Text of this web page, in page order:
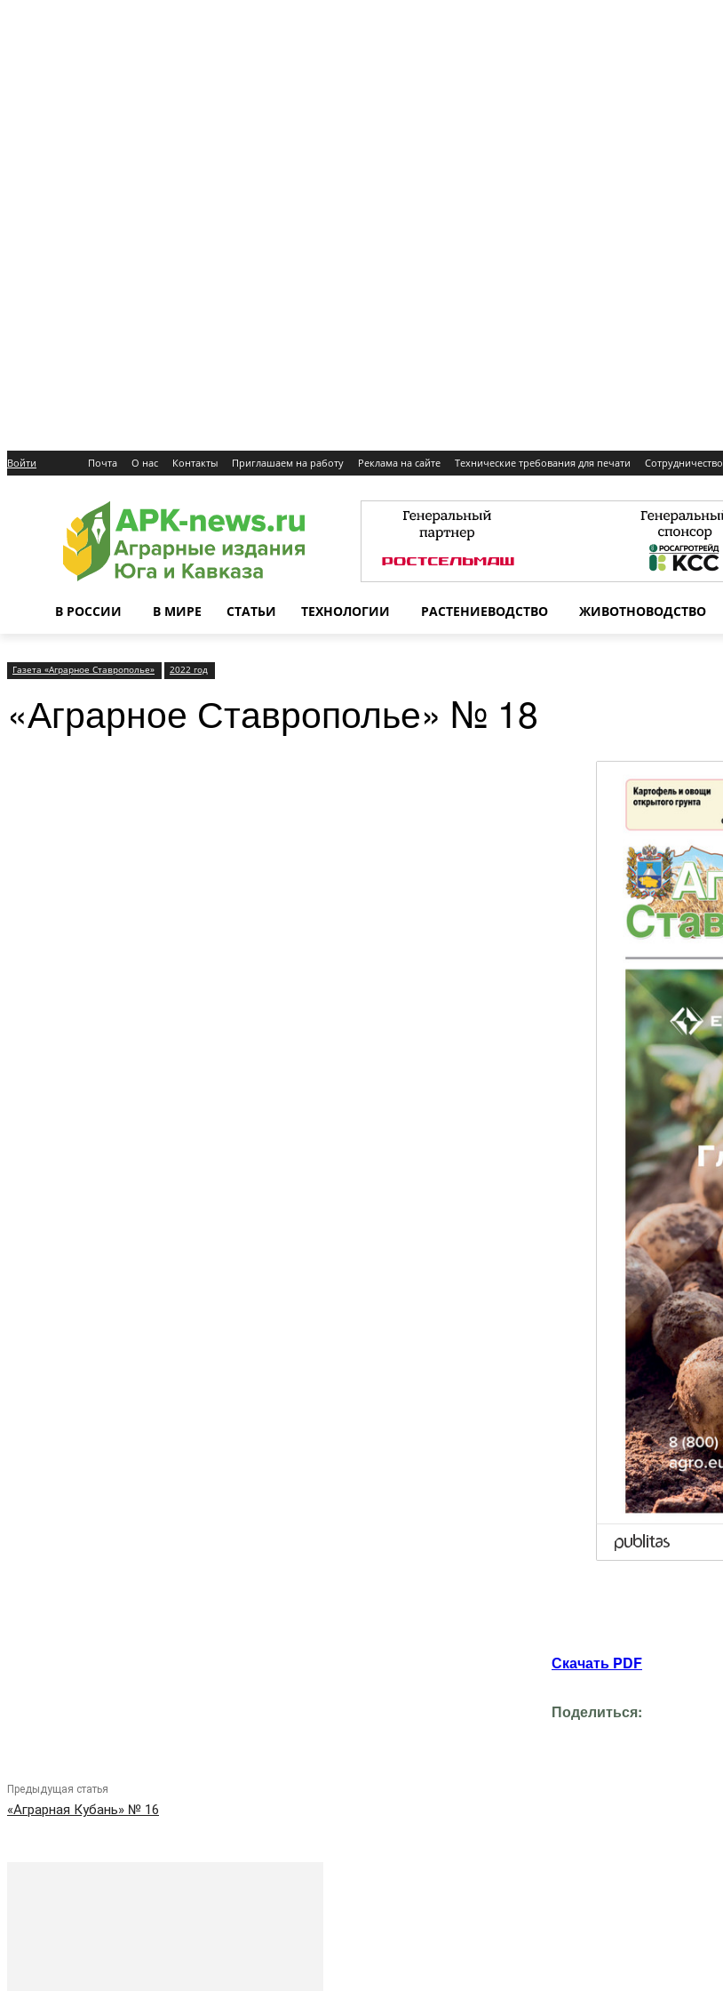
Войти Почта О нас Контакты Приглашаем на работу Реклама на сайте Технические требования для печати Сотрудничество
В РОССИИ В МИРЕ СТАТЬИ ТЕХНОЛОГИИ РАСТЕНИЕВОДСТВО ЖИВОТНОВОДСТВО
Газета «Аграрное Ставрополье» 2022 год
«Аграрное Ставрополье» № 18
Скачать PDF
Поделиться:
Предыдущая статья
«Аграрная Кубань» № 16